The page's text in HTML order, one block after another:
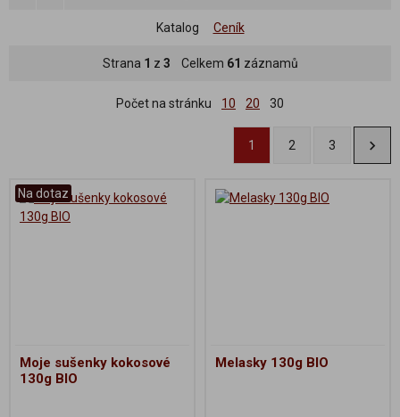
Katalog Ceník
Strana 1 z 3 Celkem 61 záznamů
Počet na stránku 10 20 30
1 2 3
Na dotaz
Moje sušenky kokosové
130g BIO
Melasky 130g BIO